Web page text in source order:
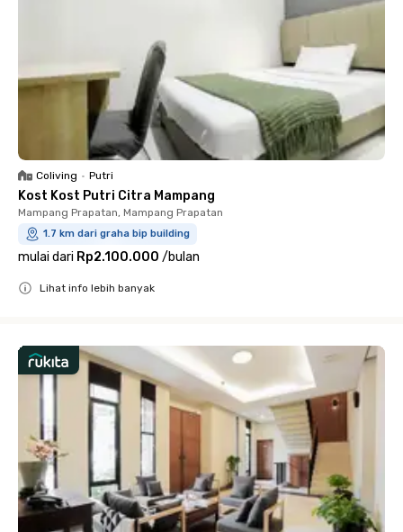
Coliving • Putri
Kost Kost Putri Citra Mampang
Mampang Prapatan, Mampang Prapatan
1.7 km dari graha bip building
mulai dari Rp2.100.000 /bulan
Lihat info lebih banyak